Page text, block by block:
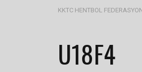
KKTC HENTBOL
U18F4